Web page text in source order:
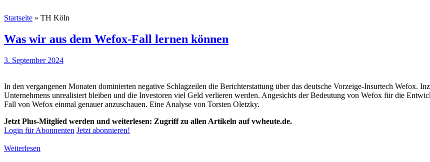
Startseite » TH Köln
Was wir aus dem Wefox-Fall lernen können
3. September 2024
In den vergangenen Monaten dominierten negative Schlagzeilen die Berichterstattung über das deutsche Vorzeige-Insurtech Wefox.
Unternehmens unrealisiert bleiben und die Investoren viel Geld verlieren werden. Angesichts der Bedeutung von Wefox für die
Fall von Wefox einmal genauer anzuschauen. Eine Analyse von Torsten Oletzky.
Jetzt Plus-Mitglied werden und weiterlesen: Zugriff zu allen Artikeln auf vwheute.de.
Login für Abonnenten Jetzt abonnieren!
Weiterlesen